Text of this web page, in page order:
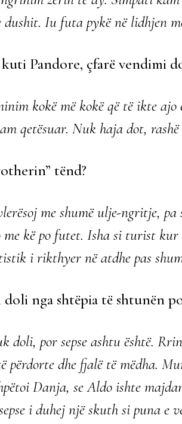
dushit. Iu futa pykë në lidhjen
Pandore, çfarë vendimi
kokë më kokë që të ikte ajo
qetësuar. Nuk haja dot, rashë
tënd?
me shumë ulje-ngritje,
me kë po futet. Isha si turist
i rikthyer në atdhe pas
nga shtëpia të shtunën
doli, por sepse ashtu është.
përdorte dhe fjalë të mëdha.
Danja, se Aldo ishte
i duhej një skuth si puna e